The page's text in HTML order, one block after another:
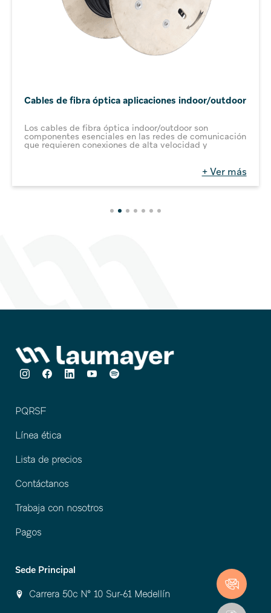
Cables de fibra óptica aplicaciones indoor/outdoor
Los cables de fibra óptica indoor/outdoor son
componentes esenciales en las redes de comunicación
que requieren conexiones de alta velocidad y
específicas para adaptarse a diversos escenarios.
Aplicaciones:
Comunicaciones de voz y datos de alta velocidad.
+ Ver más
PQRSF
Línea ética
Lista de precios
Contáctanos
Trabaja con nosotros
Pagos
Sede Principal
Carrera 50c Nº 10 Sur-61 Medellín